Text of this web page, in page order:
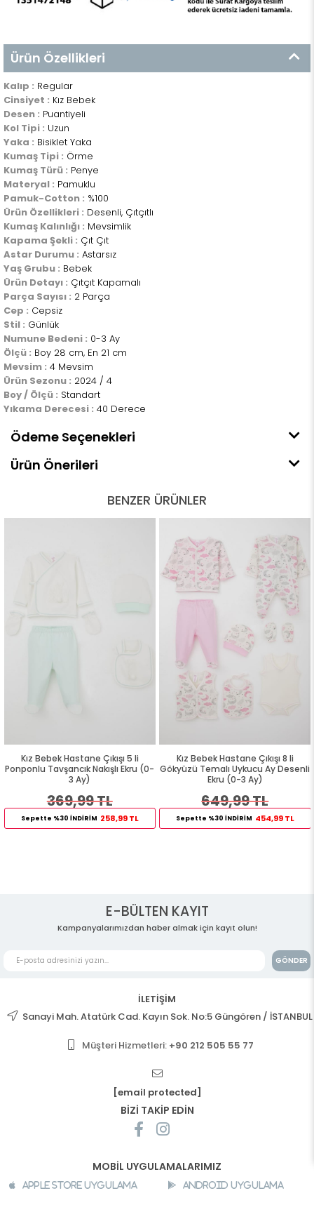
Ürün Özellikleri
Kalıp : Regular
Cinsiyet : Kız Bebek
Desen : Puantiyeli
Kol Tipi : Uzun
Yaka : Bisiklet Yaka
Kumaş Tipi : Örme
Kumaş Türü : Penye
Materyal : Pamuklu
Pamuk-Cotton : %100
Ürün Özellikleri : Desenli, Çıtçıtlı
Kumaş Kalınlığı : Mevsimlik
Kapama Şekli : Çıt Çıt
Astar Durumu : Astarsız
Yaş Grubu : Bebek
Ürün Detayı : Çıtçıt Kapamalı
Parça Sayısı : 2 Parça
Cep : Cepsiz
Stil : Günlük
Numune Bedeni : 0-3 Ay
Ölçü : Boy 28 cm, En 21 cm
Mevsim : 4 Mevsim
Ürün Sezonu : 2024 / 4
Boy / Ölçü : Standart
Yıkama Derecesi : 40 Derece
Ödeme Seçenekleri
Ürün Önerileri
BENZER ÜRÜNLER
Kız Bebek Hastane Çıkışı 5 li
Ponponlu Tavşancık Nakışlı Ekru (0-
3 Ay)
369,99 TL
Sepette %30 İNDİRİM 258,99 TL
Kız Bebek Hastane Çıkışı 8 li
Gökyüzü Temalı Uykucu Ay Desenli
Ekru (0-3 Ay)
649,99 TL
Sepette %30 İNDİRİM 454,99 TL
E-BÜLTEN KAYIT
Kampanyalarımızdan haber almak için kayıt olun!
GÖNDER
İLETİŞİM
Sanayi Mah. Atatürk Cad. Kayın Sok. No:5 Güngören / İSTANBUL
Müşteri Hizmetleri: +90 212 505 55 77
[email protected]
BİZİ TAKİP EDİN
MOBİL UYGULAMALARIMIZ
Apple Store Uygulama Android Uygulama